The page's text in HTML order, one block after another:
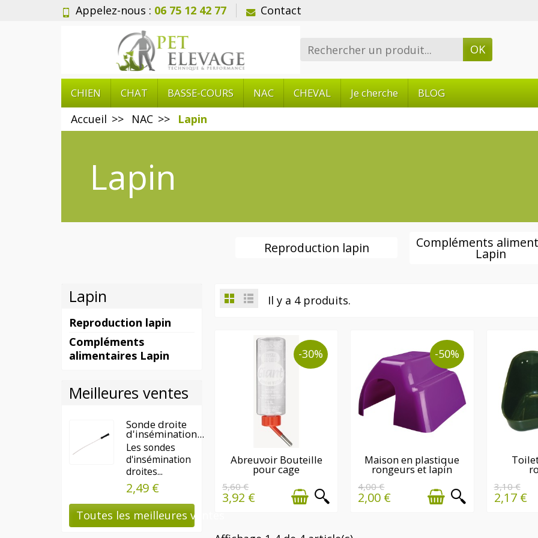
Appelez-nous : 06 75 12 42 77 Contact
OK
CHIEN CHAT BASSE-COURS NAC CHEVAL Je cherche BLOG
Accueil NAC Lapin
Lapin
Reproduction lapin Compléments
Lapin
Lapin
Reproduction lapin
Compléments
alimentaires Lapin
Meilleures ventes
Sonde droite
d'insémination...
Les sondes
d'insémination
droites...
2,49 €
Toutes les meilleures ventes
Il y a 4 produits.
-30%
DERNIÈRE(S)
QUANTITÉ(S)
DISPONIBLE(S)
Abreuvoir Bouteille
pour cage
5,60 €
3,92 €
-50%
DERNIÈRE(S)
QUANTITÉ(S)
DISPONIBLE(S)
Maison en plastique
rongeurs et lapin
4,00 €
2,00 €
3,10 €
2,17 €